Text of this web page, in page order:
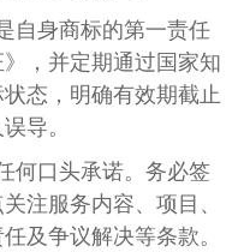
自身商标的第一责任
，并定期通过国家知
态，明确有效期截止
导。
何口头承诺。务必签
注服务内容、项目、
及争议解决等条款。